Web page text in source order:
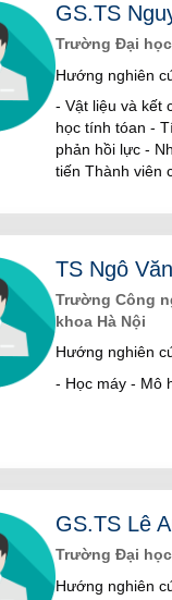
GS.TS
Trường Đại học
Hướng nghiên
- Vật liệu và kết
học tính tóan -
phản hồi lực -
tiến Thành viên
TS Ngô
Trường Công
khoa Hà Nội
Hướng nghiên
- Học máy - Mô
GS.TS Lê
Trường Đại
Hướng nghiên